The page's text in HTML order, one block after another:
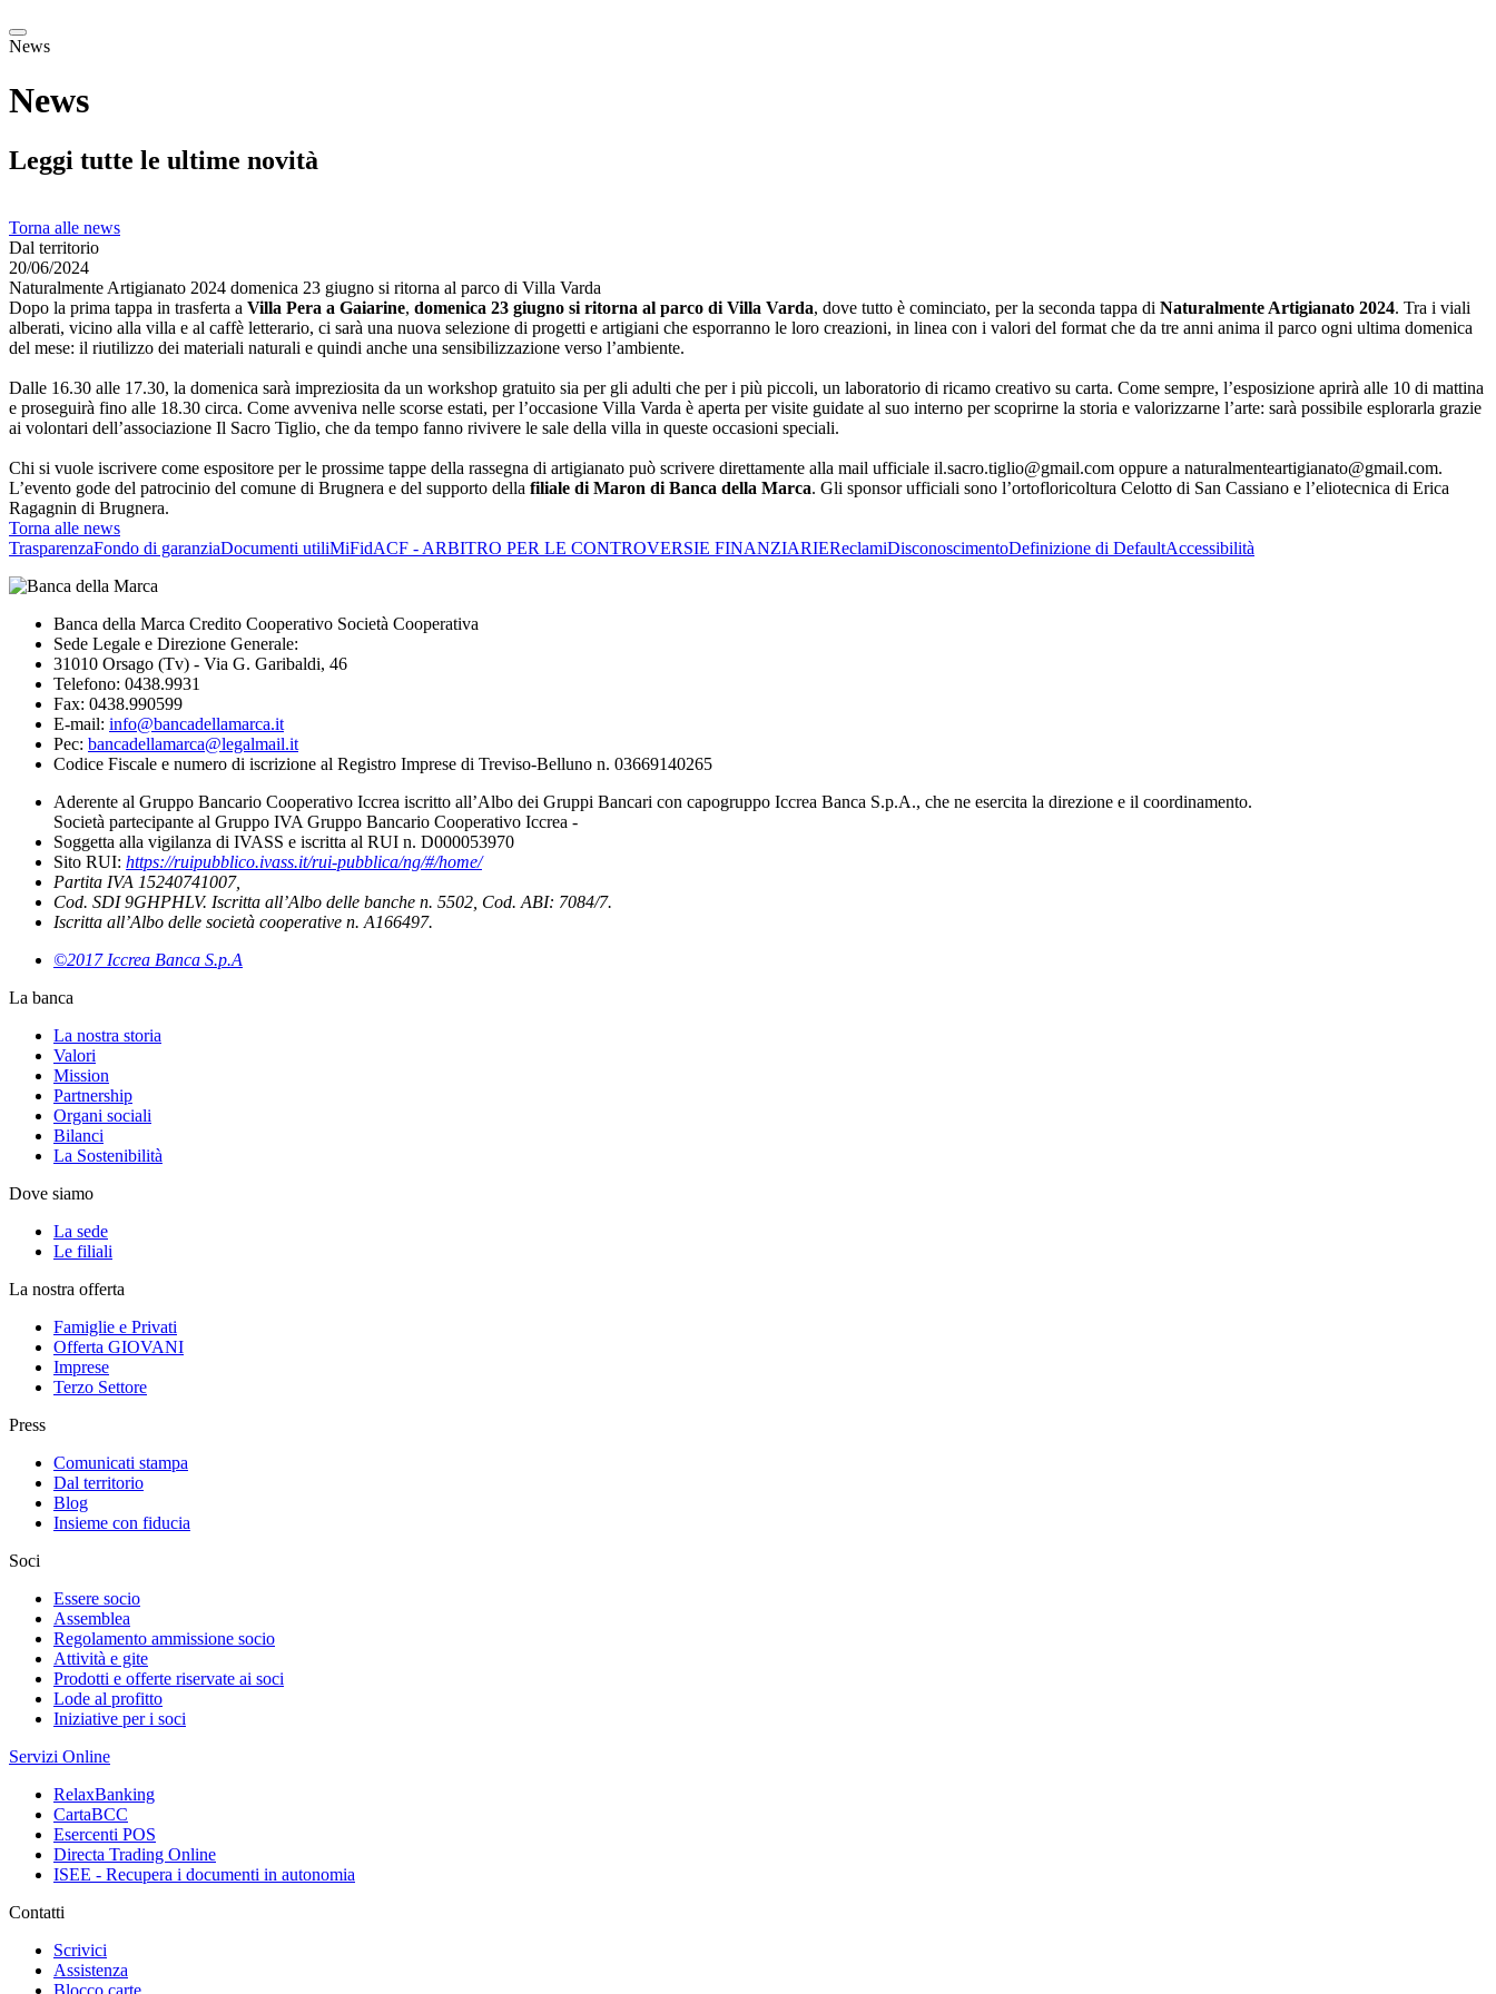
News
News
Leggi tutte le ultime novità
Torna alle news
Dal territorio
20/06/2024
Naturalmente Artigianato 2024 domenica 23 giugno si ritorna al parco di Villa Varda
Dopo la prima tappa in trasferta a Villa Pera a Gaiarine, domenica 23 giugno si ritorna al parco di Villa Varda, dove tutto è cominciato, per la seconda tappa di Naturalmente Artigianato 2024. Tra i viali
alberati, vicino alla villa e al caffè letterario, ci sarà una nuova selezione di progetti e artigiani che esporranno le loro creazioni, in linea con i valori del format che da tre anni anima il parco ogni ultima domenica
del mese: il riutilizzo dei materiali naturali e quindi anche una sensibilizzazione verso l’ambiente.
Dalle 16.30 alle 17.30, la domenica sarà impreziosita da un workshop gratuito sia per gli adulti che per i più piccoli, un laboratorio di ricamo creativo su carta. Come sempre, l’esposizione aprirà alle 10 di mattina
e proseguirà fino alle 18.30 circa. Come avveniva nelle scorse estati, per l’occasione Villa Varda è aperta per visite guidate al suo interno per scoprirne la storia e valorizzarne l’arte: sarà possibile esplorarla grazie
ai volontari dell’associazione Il Sacro Tiglio, che da tempo fanno rivivere le sale della villa in queste occasioni speciali.
Chi si vuole iscrivere come espositore per le prossime tappe della rassegna di artigianato può scrivere direttamente alla mail ufficiale il.sacro.tiglio@gmail.com oppure a naturalmenteartigianato@gmail.com.
L’evento gode del patrocinio del comune di Brugnera e del supporto della filiale di Maron di Banca della Marca. Gli sponsor ufficiali sono l’ortofloricoltura Celotto di San Cassiano e l’eliotecnica di Erica
Ragagnin di Brugnera.
Torna alle news
TrasparenzaFondo di garanziaDocumenti utiliMiFidACF - ARBITRO PER LE CONTROVERSIE FINANZIARIEReclamiDisconoscimentoDefinizione di DefaultAccessibilità
Banca della Marca Credito Cooperativo Società Cooperativa
Sede Legale e Direzione Generale:
31010 Orsago (Tv) - Via G. Garibaldi, 46
Telefono: 0438.9931
Fax: 0438.990599
E-mail: info@bancadellamarca.it
Pec: bancadellamarca@legalmail.it
Codice Fiscale e numero di iscrizione al Registro Imprese di Treviso-Belluno n. 03669140265
Aderente al Gruppo Bancario Cooperativo Iccrea iscritto all’Albo dei Gruppi Bancari con capogruppo Iccrea Banca S.p.A., che ne esercita la direzione e il coordinamento.
Società partecipante al Gruppo IVA Gruppo Bancario Cooperativo Iccrea -
Soggetta alla vigilanza di IVASS e iscritta al RUI n. D000053970
Sito RUI: https://ruipubblico.ivass.it/rui-pubblica/ng/#/home/
Partita IVA 15240741007,
Cod. SDI 9GHPHLV. Iscritta all’Albo delle banche n. 5502, Cod. ABI: 7084/7.
Iscritta all’Albo delle società cooperative n. A166497.
©2017 Iccrea Banca S.p.A
La banca
La nostra storia
Valori
Mission
Partnership
Organi sociali
Bilanci
La Sostenibilità
Dove siamo
La sede
Le filiali
La nostra offerta
Famiglie e Privati
Offerta GIOVANI
Imprese
Terzo Settore
Press
Comunicati stampa
Dal territorio
Blog
Insieme con fiducia
Soci
Essere socio
Assemblea
Regolamento ammissione socio
Attività e gite
Prodotti e offerte riservate ai soci
Lode al profitto
Iniziative per i soci
Servizi Online
RelaxBanking
CartaBCC
Esercenti POS
Directa Trading Online
ISEE - Recupera i documenti in autonomia
Contatti
Scrivici
Assistenza
Blocco carte